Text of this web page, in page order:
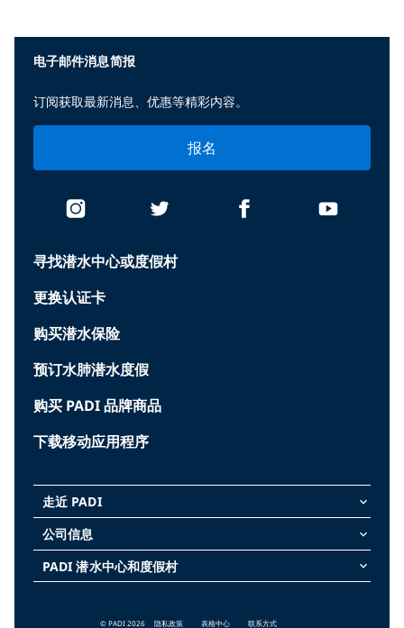
寻找潜水中心或度假村
更换认证卡
购买潜水保险
预订水肺潜水度假
购买 PADI 品牌商品
下载移动应用程序
走近 PADI keyboard_arrow_down
公司信息 keyboard_arrow_down
PADI 潜水中心和度假村 keyboard_arrow_down
电子邮件消息简报
订阅获取最新消息、优惠等精彩内容。
报名
© PADI 2026 隐私政策 表格中心 联系方式